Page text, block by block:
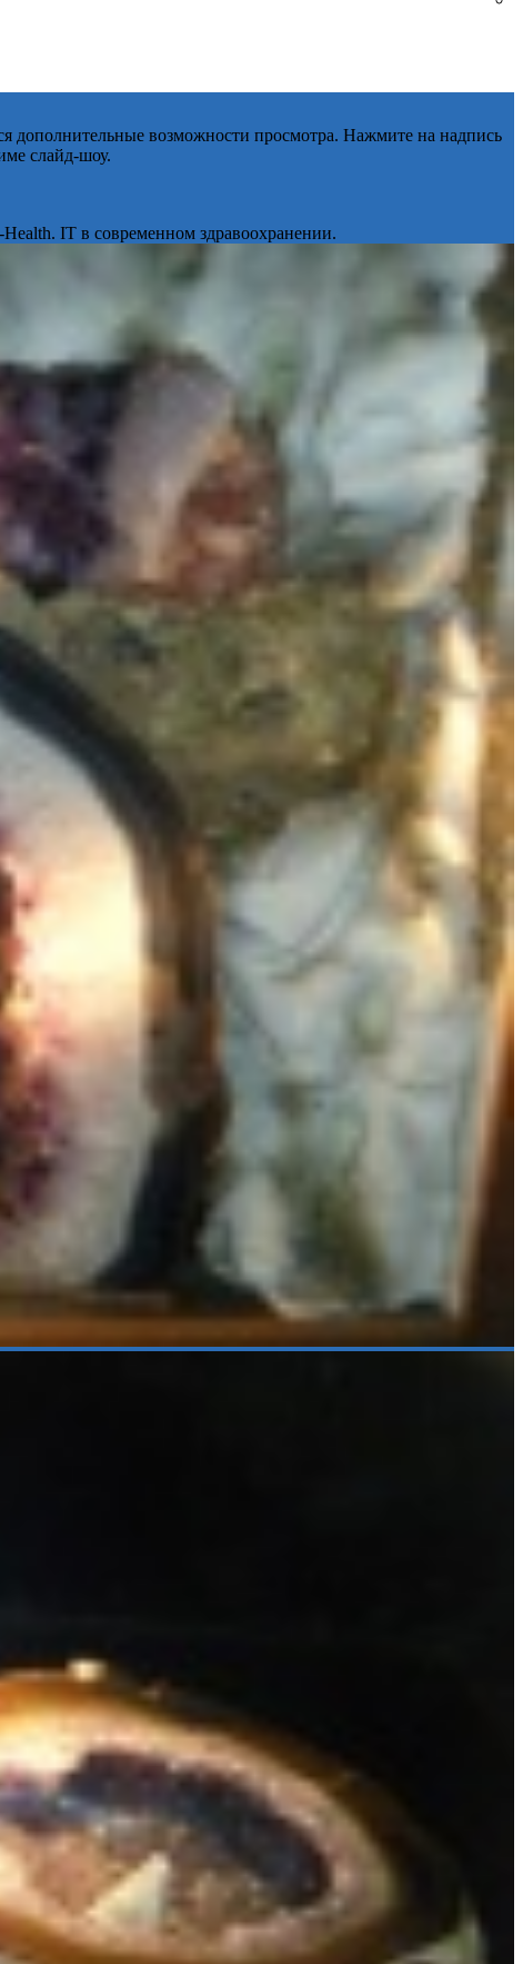
дополнительные возможности просмотра. Нажмите на надпись
слайд-шоу.
IT в современном здравоохранении.